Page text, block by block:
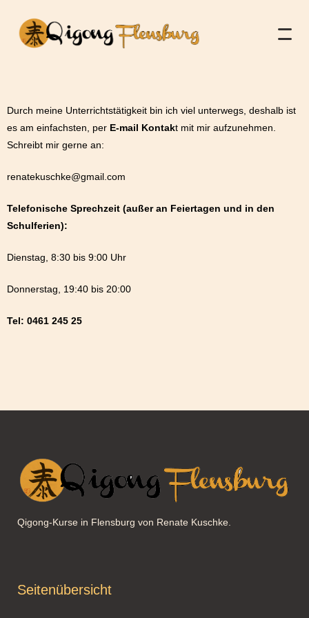
Durch meine Unterrichtstätigkeit bin ich viel unterwegs, deshalb ist
es am einfachsten, per E-mail Kontakt mit mir aufzunehmen.
Schreibt mir gerne an:
renatekuschke@gmail.com
Telefonische Sprechzeit (außer an Feiertagen und in den
Schulferien):
Dienstag, 8:30 bis 9:00 Uhr
Donnerstag, 19:40 bis 20:00
Tel: 0461 245 25
Qigong-Kurse in Flensburg von Renate Kuschke.
Seitenübersicht